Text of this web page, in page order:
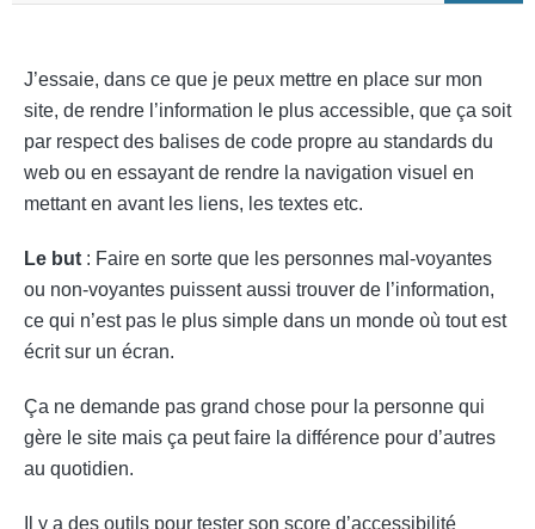
J’essaie, dans ce que je peux mettre en place sur mon
site, de rendre l’information le plus accessible, que ça soit
par respect des balises de code propre au standards du
web ou en essayant de rendre la navigation visuel en
mettant en avant les liens, les textes etc.
Le but : Faire en sorte que les personnes mal-voyantes
ou non-voyantes puissent aussi trouver de l’information,
ce qui n’est pas le plus simple dans un monde où tout est
écrit sur un écran.
Ça ne demande pas grand chose pour la personne qui
gère le site mais ça peut faire la différence pour d’autres
au quotidien.
Il y a des outils pour tester son score d’accessibilité